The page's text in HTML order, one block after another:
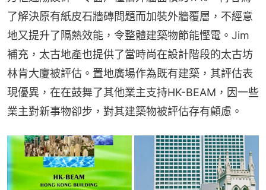
了解決原有紙皮石牆磚問題而加裝外牆覆層，不經意
地又提升了隔熱效能，令整體建築物節能慳電。Jim
補充，太古地產也提供了當時尚在設計階段的太古坊
林肯大廈被評估。置地廣場作為既有建築，其評估表
現優異，在在鼓舞了其他業主支持HK-BEAM，因一些
業主對新事物卻步，對其建築物被評估存有顧慮。